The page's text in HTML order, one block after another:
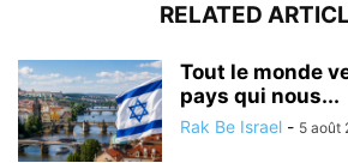
RELATED
Tout le monde
pays qui nous...
Rak Be Israel - 5 août